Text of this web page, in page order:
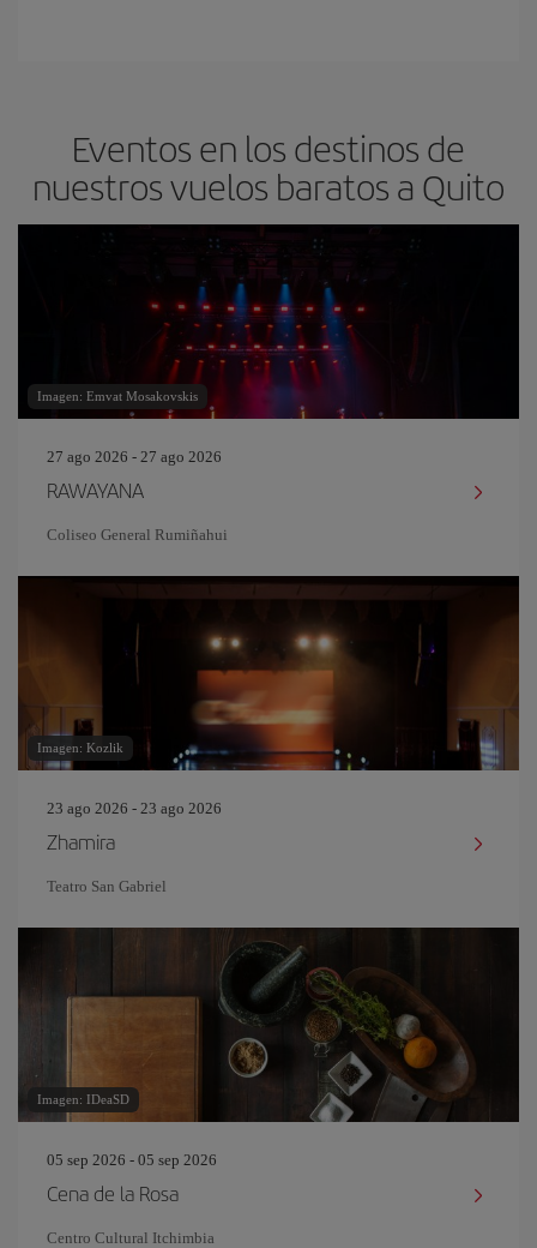
Eventos en los destinos de
nuestros vuelos baratos a Quito
Imagen: Emvat Mosakovskis
27 ago 2026 - 27 ago 2026
RAWAYANA
Coliseo General Rumiñahui
Imagen: Kozlik
23 ago 2026 - 23 ago 2026
Zhamira
Teatro San Gabriel
Imagen: IDeaSD
05 sep 2026 - 05 sep 2026
Cena de la Rosa
Centro Cultural Itchimbia